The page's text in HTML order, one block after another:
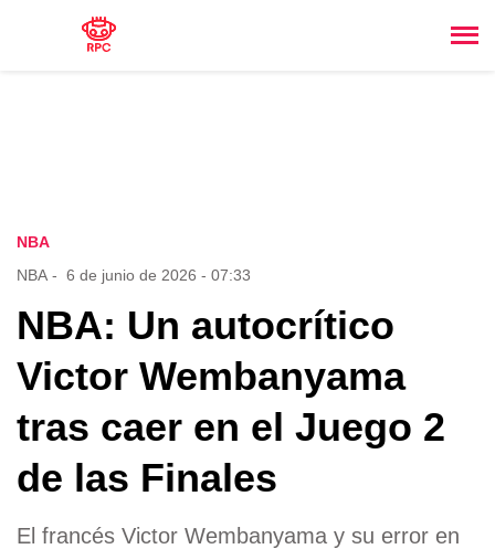
NBA
NBA - 6 de junio de 2026 - 07:33
NBA: Un autocrítico
Victor Wembanyama
tras caer en el Juego 2
de las Finales
El francés Victor Wembanyama y su error en